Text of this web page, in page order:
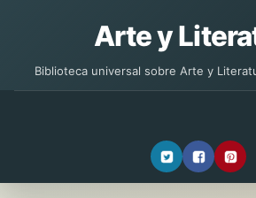
Arte y
Biblioteca universal sobre Arte y